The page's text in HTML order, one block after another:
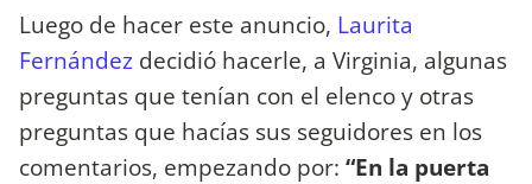
Luego de hacer este anuncio, Laurita
Fernández decidió hacerle, a Virginia, algunas
preguntas que tenían con el elenco y otras
preguntas que hacías sus seguidores en los
comentarios, empezando por: “En la puerta